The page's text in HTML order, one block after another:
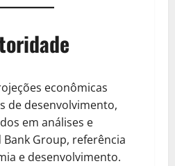
econômicas
de desenvolvimento,
em análises e
Group, referência
e desenvolvimento.